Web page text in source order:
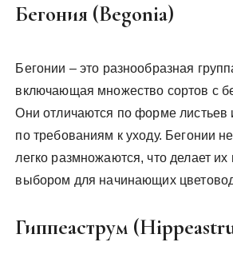
Бегония (Begonia)
Бегонии – это разнообразная
включающая множество сортов с
Они отличаются по форме листьев
по требованиям к уходу. Бегонии
легко размножаются, что делает
выбором для начинающих
Гиппеаструм